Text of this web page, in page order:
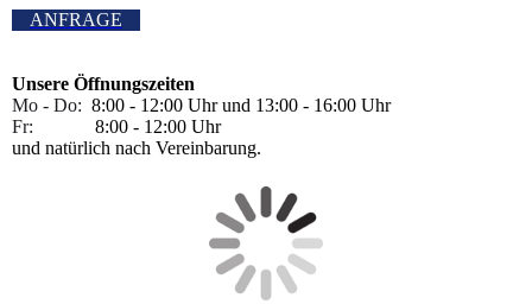
ANFRAGE
Unsere Öffnungszeiten
Mo - Do: 8:00 - 12:00 Uhr und 13:00 - 16:00 Uhr
Fr: 8:00 - 12:00 Uhr
und natürlich nach Vereinbarung.